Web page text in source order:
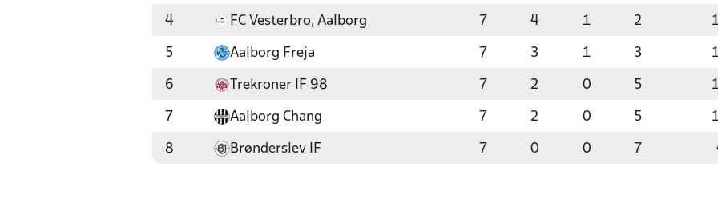
4 FC Vesterbro, Aalborg 7 4 1 2
5 Aalborg Freja 7 3 1 3
6 Trekroner IF 98 7 2 0 5
7 Aalborg Chang 7 2 0 5
8 Brønderslev IF 7 0 0 7